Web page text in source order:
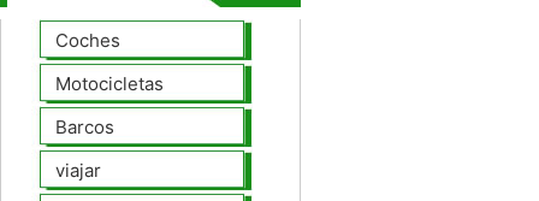
Coches
Motocicletas
Barcos
viajar